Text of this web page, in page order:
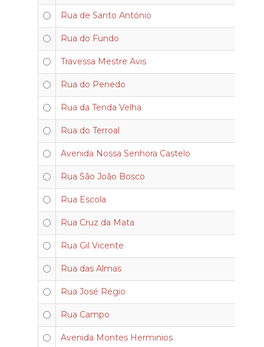
Rua de Santo António
Rua do Fundo
Travessa Mestre Avis
Rua do Penedo
Rua da Tenda Velha
Rua do Terroal
Avenida Nossa Senhora Castelo
Rua São João Bosco
Rua Escola
Rua Cruz da Mata
Rua Gil Vicente
Rua das Almas
Rua José Régio
Rua Campo
Avenida Montes Herminios